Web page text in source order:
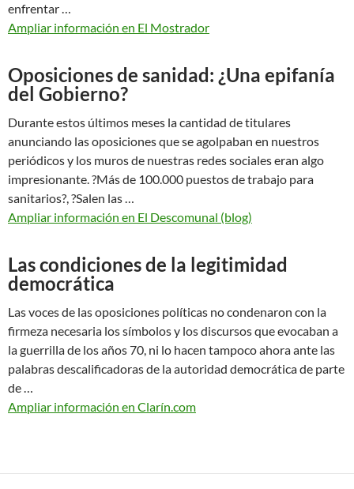
enfrentar …
Ampliar información en El Mostrador
Oposiciones de sanidad: ¿Una epifanía
del Gobierno?
Durante estos últimos meses la cantidad de titulares
anunciando las oposiciones que se agolpaban en nuestros
periódicos y los muros de nuestras redes sociales eran algo
impresionante. ?Más de 100.000 puestos de trabajo para
sanitarios?, ?Salen las …
Ampliar información en El Descomunal (blog)
Las condiciones de la legitimidad
democrática
Las voces de las oposiciones políticas no condenaron con la
firmeza necesaria los símbolos y los discursos que evocaban a
la guerrilla de los años 70, ni lo hacen tampoco ahora ante las
palabras descalificadoras de la autoridad democrática de parte
de …
Ampliar información en Clarín.com